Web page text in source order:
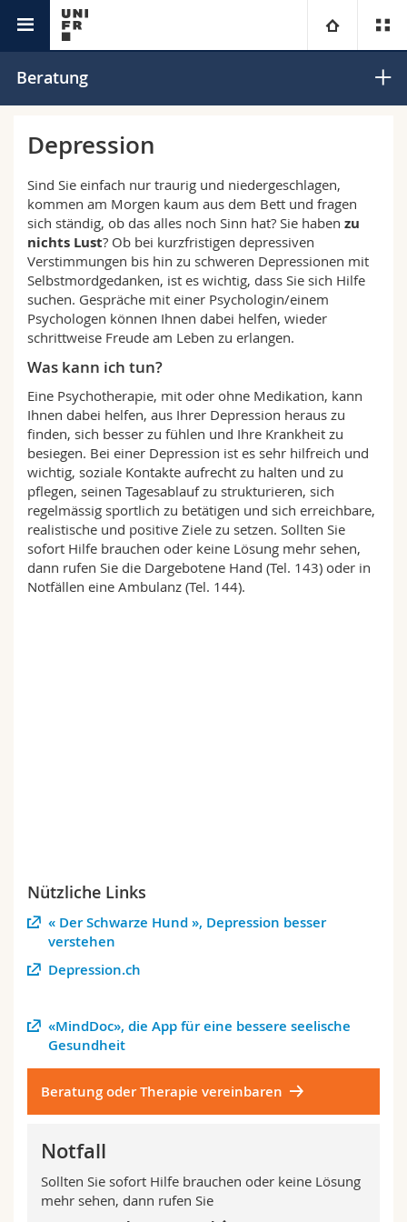
Universität
Forschung
Universität
Weiterbildung
Rechtswissenschaftliche Fak.
Wirtschafts- und Sozialwissenschaftliche Fak.
Philosophische Fak.
Fak. für Erziehungs- und Bildungswissenschaften
Math.-Nat. und Med. Fak.
Interfakultär
Studieninteressierte
Studierende
Medien
Forschende
Mitarbeitende
Doktorierende
Ressourcen
Personenverzeichnis
Ortsplan
Bibliotheken
Webmail
Vorlesungsverzeichnis
MyUnifr
Akademische Dienste Psychologische Beratung
Beratung
Depression
Sind Sie einfach nur traurig und niedergeschlagen,
kommen am Morgen kaum aus dem Bett und fragen
sich ständig, ob das alles noch Sinn hat? Sie haben zu
nichts Lust? Ob bei kurzfristigen depressiven
Verstimmungen bis hin zu schweren Depressionen mit
Selbstmordgedanken, ist es wichtig, dass Sie sich Hilfe
suchen. Gespräche mit einer Psychologin/einem
Psychologen können Ihnen dabei helfen, wieder
schrittweise Freude am Leben zu erlangen.
Was kann ich tun?
Eine Psychotherapie, mit oder ohne Medikation, kann
Ihnen dabei helfen, aus Ihrer Depression heraus zu
finden, sich besser zu fühlen und Ihre Krankheit zu
besiegen. Bei einer Depression ist es sehr hilfreich und
wichtig, soziale Kontakte aufrecht zu halten und zu
pflegen, seinen Tagesablauf zu strukturieren, sich
regelmässig sportlich zu betätigen und sich erreichbare,
realistische und positive Ziele zu setzen. Sollten Sie
sofort Hilfe brauchen oder keine Lösung mehr sehen,
dann rufen Sie die Dargebotene Hand (Tel. 143) oder in
Notfällen eine Ambulanz (Tel. 144).
Nützliche Links
« Der Schwarze Hund », Depression besser
verstehen
Depression.ch
«MindDoc», die App für eine bessere seelische
Gesundheit
Beratung oder Therapie vereinbaren
Notfall
Sollten Sie sofort Hilfe brauchen oder keine Lösung
mehr sehen, dann rufen Sie